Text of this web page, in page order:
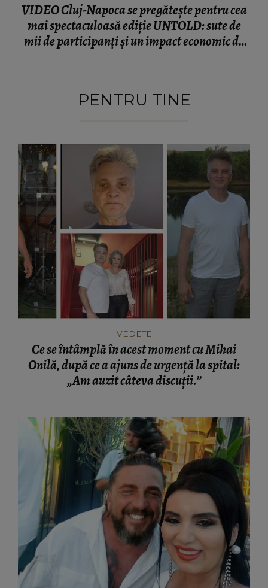
VIDEO Cluj-Napoca se pregătește pentru cea
mai spectaculoasă ediție UNTOLD: sute de
mii de participanți și un impact economic de
PENTRU TINE
VEDETE
Ce se întâmplă în acest moment cu Mihai
Onilă, după ce a ajuns de urgență la spital:
„Am auzit câteva discuții.”